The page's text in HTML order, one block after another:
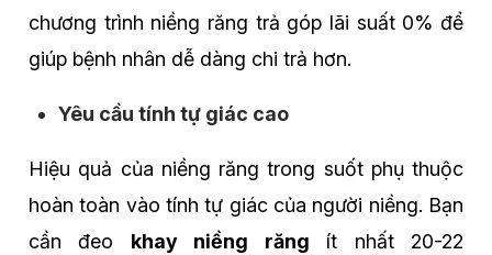
chương trình niềng răng trả góp lãi suất 0% để
giúp bệnh nhân dễ dàng chi trả hơn.
Yêu cầu tính tự giác cao
Hiệu quả của niềng răng trong suốt phụ thuộc
hoàn toàn vào tính tự giác của người niềng. Bạn
cần đeo khay niềng răng ít nhất 20-22